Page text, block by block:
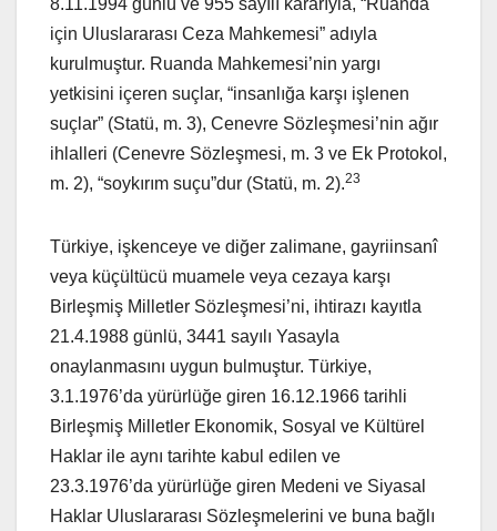
için Uluslararası Ceza Mahkemesi” adıyla
kurulmuştur. Ruanda Mahkemesi’nin yargı
yetkisini içeren suçlar, “insanlığa karşı işlenen
suçlar” (Statü, m. 3), Cenevre Sözleşmesi’nin ağır
ihlalleri (Cenevre Sözleşmesi, m. 3 ve Ek Protokol,
m. 2), “soykırım suçu”dur (Statü, m. 2).23
Türkiye, işkenceye ve diğer zalimane, gayriinsanî
veya küçültücü muamele veya cezaya karşı
Birleşmiş Milletler Sözleşmesi’ni, ihtirazı kayıtla
21.4.1988 günlü, 3441 sayılı Yasayla
onaylanmasını uygun bulmuştur. Türkiye,
3.1.1976’da yürürlüğe giren 16.12.1966 tarihli
Birleşmiş Milletler Ekonomik, Sosyal ve Kültürel
Haklar ile aynı tarihte kabul edilen ve
23.3.1976’da yürürlüğe giren Medeni ve Siyasal
Haklar Uluslararası Sözleşmelerini ve buna bağlı